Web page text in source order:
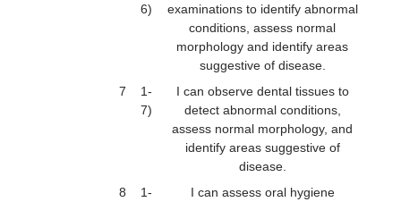
6)
examinations to identify abnormal
conditions, assess normal
morphology and identify areas
suggestive of disease.
7
1-
7)
I can observe dental tissues to
detect abnormal conditions,
assess normal morphology, and
identify areas suggestive of
disease.
8
1-
I can assess oral hygiene